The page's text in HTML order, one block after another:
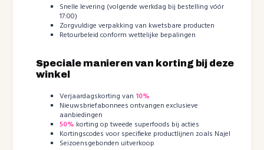
Snelle levering (volgende werkdag bij bestelling vóór
17:00)
Zorgvuldige verpakking van kwetsbare producten
Retourbeleid conform wettelijke bepalingen
Speciale manieren van korting bij deze
winkel
Verjaardagskorting van 10%
Nieuwsbriefabonnees ontvangen exclusieve
aanbiedingen
50% korting op tweede superfoods bij acties
Kortingscodes voor specifieke productlijnen zoals Najel
Seizoensgebonden uitverkoop